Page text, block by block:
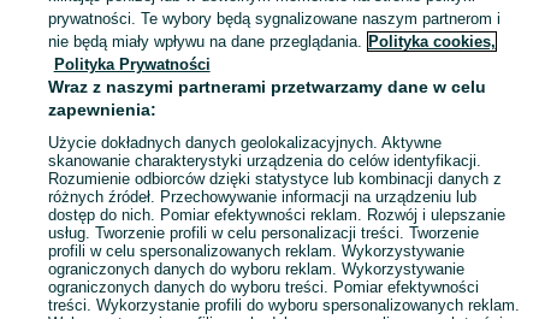
Mapa kategorii
Mapa miejscowości
Mapa ministron
Popularne wyszukiwania
prywatności. Te wybory będą sygnalizowane naszym partnerom i
nie będą miały wpływu na dane przeglądania. Polityka cookies,
Polityka Prywatności
Wraz z naszymi partnerami przetwarzamy dane w celu
zapewnienia:
Użycie dokładnych danych geolokalizacyjnych. Aktywne
skanowanie charakterystyki urządzenia do celów identyfikacji.
Rozumienie odbiorców dzięki statystyce lub kombinacji danych z
różnych źródeł. Przechowywanie informacji na urządzeniu lub
dostęp do nich. Pomiar efektywności reklam. Rozwój i ulepszanie
usług. Tworzenie profili w celu personalizacji treści. Tworzenie
profili w celu spersonalizowanych reklam. Wykorzystywanie
ograniczonych danych do wyboru reklam. Wykorzystywanie
ograniczonych danych do wyboru treści. Pomiar efektywności
treści. Wykorzystanie profili do wyboru spersonalizowanych reklam.